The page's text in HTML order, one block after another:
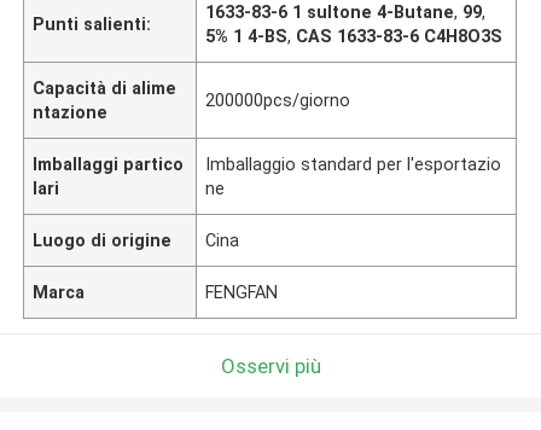
Punti salienti:
1633-83-6 1 sultone 4-Butane, 99,
5% 1 4-BS, CAS 1633-83-6 C4H8O3S
Capacità di alime
ntazione
200000pcs/giorno
Imballaggi partico
lari
Imballaggio standard per l'esportazio
ne
Luogo di origine Cina
Marca FENGFAN
Osservi più